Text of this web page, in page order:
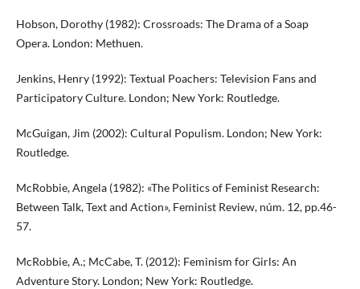
Hobson, Dorothy (1982): Crossroads: The Drama of a Soap
Opera. London: Methuen.
Jenkins, Henry (1992): Textual Poachers: Television Fans and
Participatory Culture. London; New York: Routledge.
McGuigan, Jim (2002): Cultural Populism. London; New York:
Routledge.
McRobbie, Angela (1982): «The Politics of Feminist Research:
Between Talk, Text and Action», Feminist Review, núm. 12, pp.46-
57.
McRobbie, A.; McCabe, T. (2012): Feminism for Girls: An
Adventure Story. London; New York: Routledge.